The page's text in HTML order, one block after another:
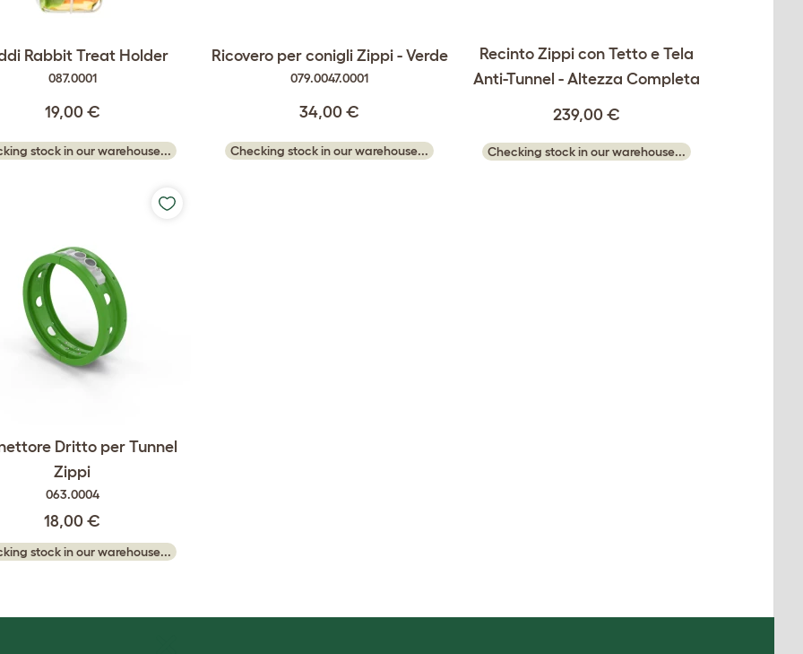
Rabbit Treat Holder
087.0001
19,00 €
stock in our warehouse...
Ricovero per conigli Zippi - Verde
079.0047.0001
34,00 €
Checking stock in our warehouse...
Recinto Zippi con Tetto e Tela
Anti-Tunnel - Altezza Completa
239,00 €
Checking stock in our warehouse...
Dritto per Tunnel
Zippi
063.0004
18,00 €
stock in our warehouse...